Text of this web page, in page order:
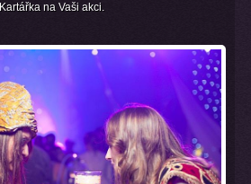
Kartářka na Vaši akci.